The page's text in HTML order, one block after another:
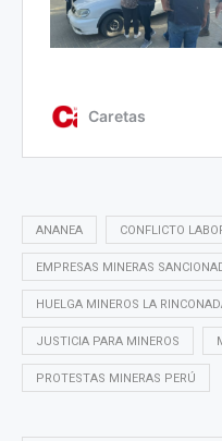
ANANEA CONFLICTO
EMPRESAS MINERAS
HUELGA MINEROS LA
JUSTICIA PARA MINEROS
PROTESTAS MINERAS PERÚ